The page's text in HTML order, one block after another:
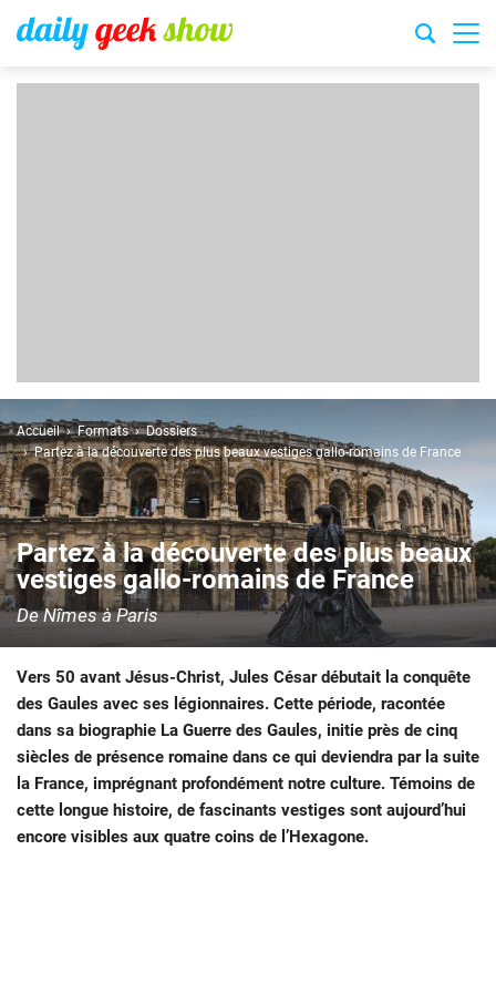
Accueil Formats
Dossiers
Partez à la découverte des plus beaux vestiges gallo-romains de France
Partez à la découverte des plus beaux
vestiges gallo-romains de France
De Nîmes à Paris
Vers 50 avant Jésus-Christ, Jules César débutait la conquête
des Gaules avec ses légionnaires. Cette période, racontée
dans sa biographie La Guerre des Gaules, initie près de cinq
siècles de présence romaine dans ce qui deviendra par la suite
la France, imprégnant profondément notre culture. Témoins de
cette longue histoire, de fascinants vestiges sont aujourd’hui
encore visibles aux quatre coins de l’Hexagone.